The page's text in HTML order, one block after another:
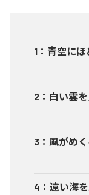
1 ： 青空にほ
2 ： 白い雲
3 ： 風がめ
4 ： 遠い海